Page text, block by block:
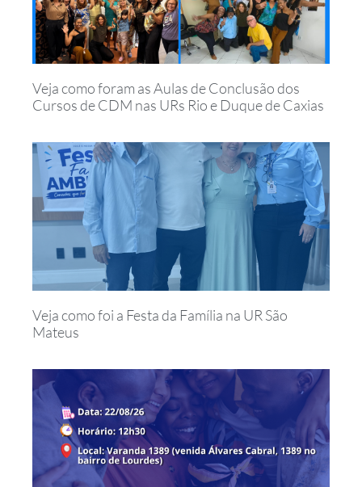
Veja como foram as Aulas de Conclusão dos
Cursos de CDM nas URs Rio e Duque de Caxias
Veja como foi a Festa da Família na UR São
Mateus